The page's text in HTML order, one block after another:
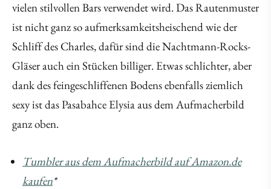
vielen stilvollen Bars verwendet wird. Das Rautenmuster
ist nicht ganz so aufmerksamkeitsheischend wie der
Schliff des Charles, dafür sind die Nachtmann-Rocks-
Gläser auch ein Stücken billiger. Etwas schlichter, aber
dank des feingeschliffenen Bodens ebenfalls ziemlich
sexy ist das Pasabahce Elysia aus dem Aufmacherbild
ganz oben.
Tumbler aus dem Aufmacherbild auf Amazon.de
kaufen*